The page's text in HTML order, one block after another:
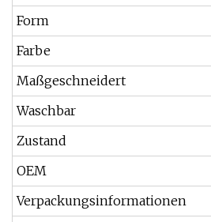
Form
Farbe
Maßgeschneidert
Waschbar
Zustand
OEM
Verpackungsinformationen